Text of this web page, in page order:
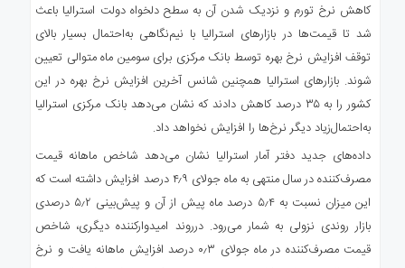
کاهش نرخ تورم و نزدیک شدن آن به سطح دلخواه دولت استرالیا باعث
شد تا قیمت‌ها در بازارهای استرالیا با نیم‌نگاهی به‌احتمال بسیار بالای
توقف افزایش نرخ بهره توسط بانک مرکزی برای سومین ماه متوالی تعیین
شوند. بازارهای استرالیا همچنین شانس آخرین افزایش نرخ بهره در این
کشور را به ۳۵ درصد کاهش دادند که نشان می‌دهد بانک مرکزی استرالیا
به‌احتمال‌زیاد دیگر نرخ‌ها را افزایش نخواهد داد.
داده‌های جدید دفتر آمار استرالیا نشان می‌دهد شاخص ماهانه قیمت
مصرف‌کننده در سال منتهی به ماه جولای ۴٫۹ درصد افزایش داشته است که
این میزان نسبت به ۵٫۴ درصد ماه پیش از آن و پیش‌بینی ۵٫۲ درصدی
بازار روندی نزولی به شمار می‌رود. درروند امیدوارکننده دیگری، شاخص
قیمت مصرف‌کننده در ماه جولای ۰٫۳ درصد افزایش ماهانه یافت و نرخ